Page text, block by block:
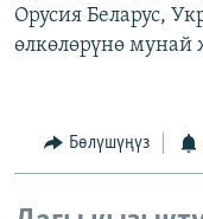
Орусия Беларус,
өлкөлөрүнө мунай
Бөлүшүңүз